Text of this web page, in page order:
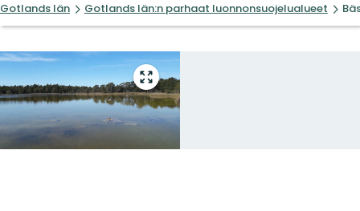
Gotlands län Gotlands län:n parhaat luonnonsuojelualueet
Siirry
koko
näytön
alueelle